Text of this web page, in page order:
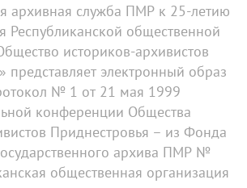
архивная служба ПМР к 25-летию
Республиканской общественной
историков-архивистов
представляет электронный образ
№ 1 от 21 мая 1999
конференции Общества
Приднестровья – из Фонда
архива ПМР №
общественная организация